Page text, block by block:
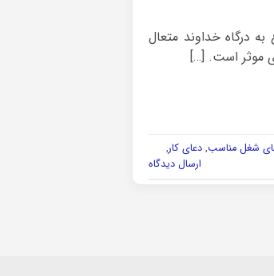
درگاه خداوند متعال
موثر است. […]
شغل مناسب,دعای کار,
ارسال دیدگاه